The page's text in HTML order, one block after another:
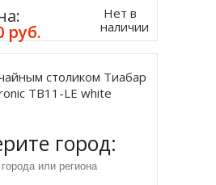
руб.
Нет в
наличии
город: